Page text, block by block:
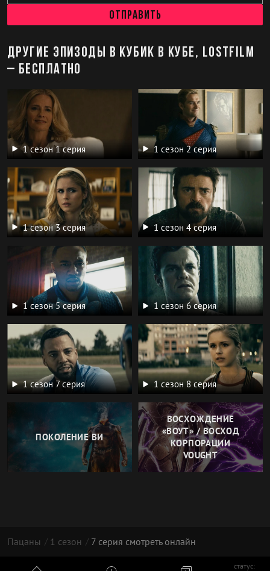
статус:
Отправить
Другие эпизоды в Кубик в Кубе, LostFilm
– бесплатно
1 сезон 1 серия 1 сезон 2 серия
1 сезон 3 серия 1 сезон 4 серия
1 сезон 5 серия 1 сезон 6 серия
1 сезон 7 серия 1 сезон 8 серия
ПОКОЛЕНИЕ ВИ
ВОСХОЖДЕНИЕ
«ВОУТ» / ВОСХОД
КОРПОРАЦИИ
VOUGHT
Пацаны 1 сезон 7 серия смотреть онлайн